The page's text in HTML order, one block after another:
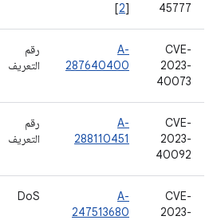
45777
[2]
CVE-
2023-
40073
A-
287640400
رقم
التعريف
CVE-
2023-
40092
A-
288110451
رقم
التعريف
CVE-
2023-
A-
247513680
DoS